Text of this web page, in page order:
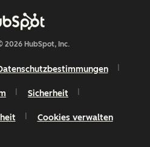
2026 HubSpot, Inc.
Sicherheit
Cookies verwalten